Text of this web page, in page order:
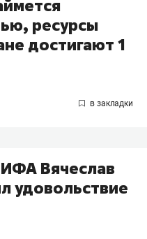
ресурсы
достигают 1
Вячеслав
удовольствие